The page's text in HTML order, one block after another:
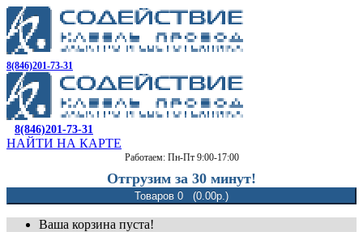
8(846)201-73-31
8(846)201-73-31
НАЙТИ НА КАРТЕ
Работаем: Пн-Пт 9:00-17:00
Отгрузим за 30 минут!
Товаров 0 (0.00р.)
Ваша корзина пуста!